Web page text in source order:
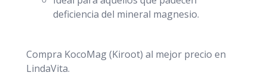
deficiencia del mineral magnesio.
Compra KocoMag (Kiroot) al mejor precio en
LindaVita.